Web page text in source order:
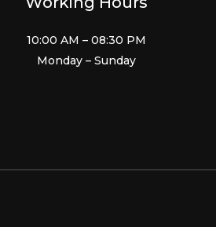
10:00 AM – 08:30 PM
Monday – Sunday